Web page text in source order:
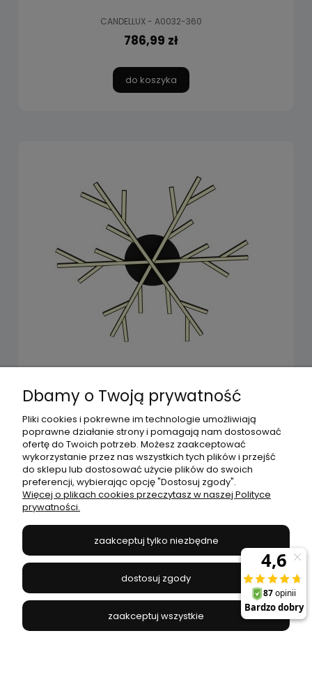
CANDELLUX - A0032-360
786,99 zł
do koszyka
CZARNY 4000K APETI | Candellux A0017-130
CANDELLUX - A0017-130
920,99 zł
do koszyka
Dbamy o Twoją prywatność
Pliki cookies i pokrewne im technologie umożliwiają
poprawne działanie strony i pomagają nam dostosować
ofertę do Twoich potrzeb. Możesz zaakceptować
wykorzystanie przez nas wszystkich tych plików i przejść
do sklepu lub dostosować użycie plików do swoich
preferencji, wybierając opcję "Dostosuj zgody".
Więcej o plikach cookies przeczytasz w naszej Polityce
prywatności.
zaakceptuj tylko niezbędne
dostosuj zgody
zaakceptuj wszystkie